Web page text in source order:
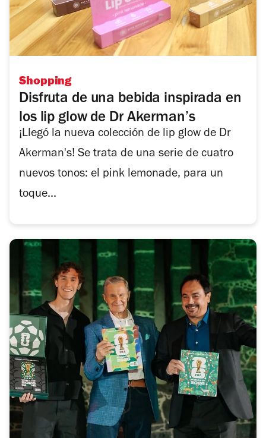
Shopping
Disfruta de una bebida inspirada en
los lip glow de Dr Akerman’s
¡Llegó la nueva colección de lip glow de Dr
Akerman's! Se trata de una serie de cuatro
nuevos tonos: el pink lemonade, para un
toque...